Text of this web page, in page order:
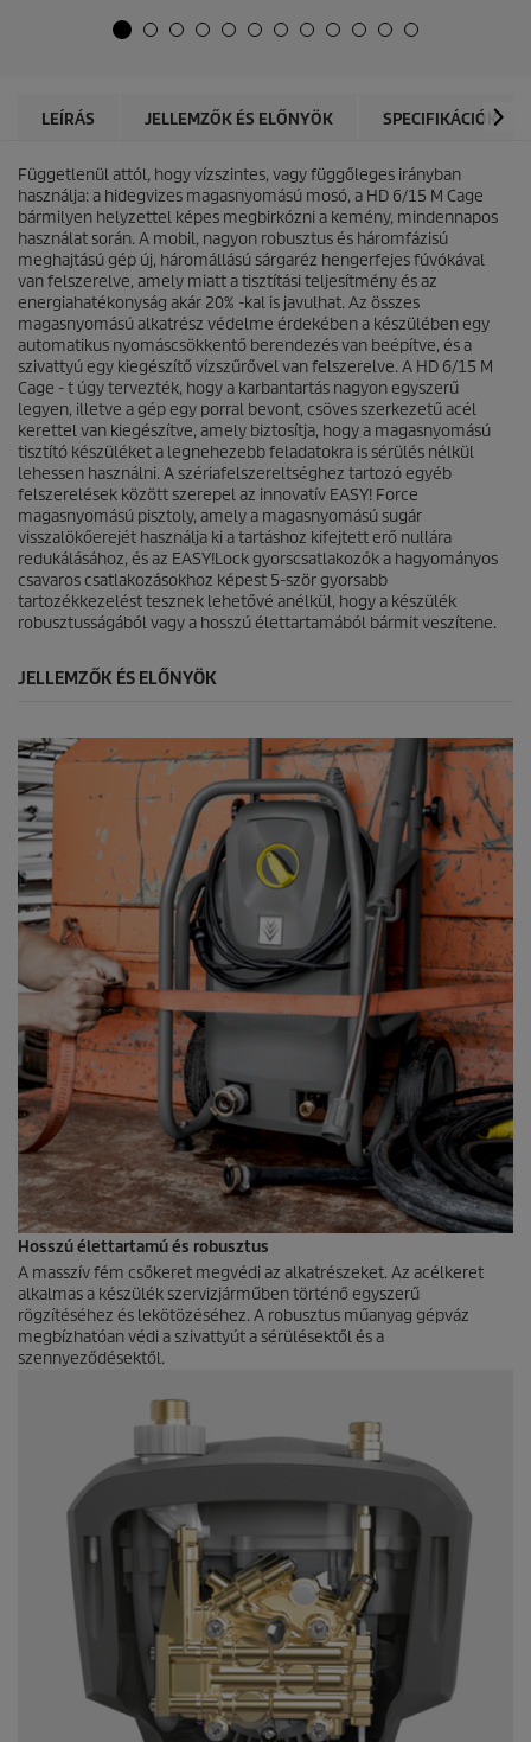
e
ő
s
i
l
l
a
g
b
ó
l
.
LEÍRÁS JELLEMZŐK ÉS ELŐNYÖK SPECIFIKÁCIÓK
Függetlenül attól, hogy vízszintes, vagy függőleges irányban
használja: a hidegvizes magasnyomású mosó, a HD 6/15 M Cage
bármilyen helyzettel képes megbirkózni a kemény, mindennapos
használat során. A mobil, nagyon robusztus és háromfázisú
meghajtású gép új, háromállású sárgaréz hengerfejes fúvókával
van felszerelve, amely miatt a tisztítási teljesítmény és az
energiahatékonyság akár 20% -kal is javulhat. Az összes
magasnyomású alkatrész védelme érdekében a készülében egy
automatikus nyomáscsökkentő berendezés van beépítve, és a
szivattyú egy kiegészítő vízszűrővel van felszerelve. A HD 6/15 M
Cage - t úgy tervezték, hogy a karbantartás nagyon egyszerű
legyen, illetve a gép egy porral bevont, csöves szerkezetű acél
kerettel van kiegészítve, amely biztosítja, hogy a magasnyomású
tisztító készüléket a legnehezebb feladatokra is sérülés nélkül
lehessen használni. A szériafelszereltséghez tartozó egyéb
felszerelések között szerepel az innovatív EASY! Force
magasnyomású pisztoly, amely a magasnyomású sugár
visszalökőerejét használja ki a tartáshoz kifejtett erő nullára
redukálásához, és az EASY!Lock gyorscsatlakozók a hagyományos
csavaros csatlakozásokhoz képest 5-ször gyorsabb
tartozékkezelést tesznek lehetővé anélkül, hogy a készülék
robusztusságából vagy a hosszú élettartamából bármit veszítene.
JELLEMZŐK ÉS ELŐNYÖK
Hosszú élettartamú és robusztus
A masszív fém csőkeret megvédi az alkatrészeket. Az acélkeret
alkalmas a készülék szervizjárműben történő egyszerű
rögzítéséhez és lekötözéséhez. A robusztus műanyag gépváz
megbízhatóan védi a szivattyút a sérülésektől és a
szennyeződésektől.